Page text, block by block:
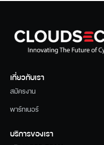
เกี่ยวกับเรา
สมัครงาน
พาร์ทเนอร์
บริการของเรา